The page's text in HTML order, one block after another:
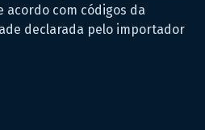
acordo com códigos da
declarada pelo importador